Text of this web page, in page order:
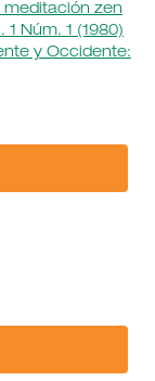
meditación zen
Núm. 1 (1980)
y Occidente: